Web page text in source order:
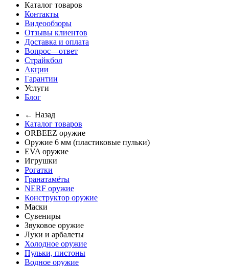
Каталог товаров
Контакты
Видеообзоры
Отзывы клиентов
Доставка и оплата
Вопрос—ответ
Страйкбол
Акции
Гарантии
Услуги
Блог
← Назад
Каталог товаров
ORBEEZ оружие
Оружие 6 мм (пластиковые пульки)
EVA оружие
Игрушки
Рогатки
Гранатамёты
NERF оружие
Конструктор оружие
Маски
Сувениры
Звуковое оружие
Луки и арбалеты
Холодное оружие
Пульки, пистоны
Водное оружие